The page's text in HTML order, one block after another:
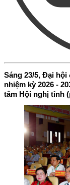
Sáng 23/5, Đại
nhiệm kỳ 2026 -
tâm Hội nghị tỉnh